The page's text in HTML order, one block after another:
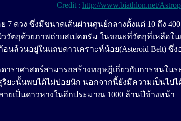
Credit : http://www.biathlon.net/
ดวง ซึ่งมีขนาดเส้นผ่านศูนย์กลางตั้งแต่ 10 ถึง
วัตถุด้วยภาพถ่ายสเปคตรัม ในขณะที่วัตถุที่เหลือใ
วนอยู่ในแถบดาวเคราะห์น้อย(Asteroid Belt) ซึ่
ราศาสตร์สามารถสร้างทฤษฎีเกี่ยวกับการชนใน
ะนั้นพบได้ไม่บ่อยนัก นอกจากนี้ยังมีความเป็นไป
ยเป็นดาวหางในอีกประมาณ 1000 ล้านปีข้างหน้า